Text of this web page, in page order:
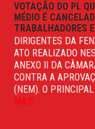
VOTAÇÃO DO PL
MÉDIO É
TRABALHADORES
DIRIGENTES DA
ATO REALIZADO
ANEXO II DA
CONTRA A
(NEM). O
MAIS